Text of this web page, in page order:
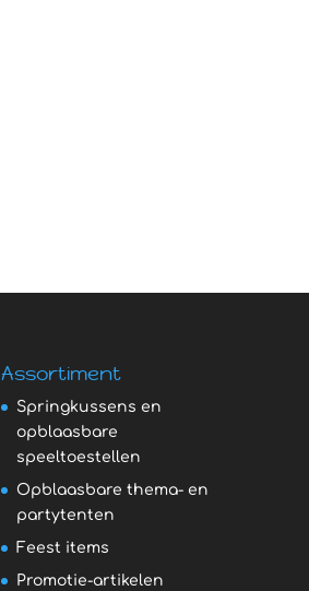
Assortiment
Springkussens en
opblaasbare
speeltoestellen
Opblaasbare thema- en
partytenten
Feest items
Promotie-artikelen